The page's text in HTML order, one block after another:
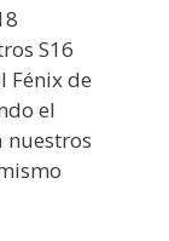
S16
de
el
nuestros